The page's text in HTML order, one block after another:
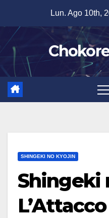
contenuto
Lun. Ago 10th,
SHINGEKI NO KYOJIN
Shingeki